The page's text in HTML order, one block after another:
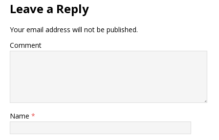
Leave a Reply
Your email address will not be published.
Comment
Name *